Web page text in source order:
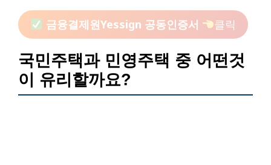
금융결제원yessign 공동인증서 클릭
국민주택과 민영주택 중 어떤것
이 유리할까요?